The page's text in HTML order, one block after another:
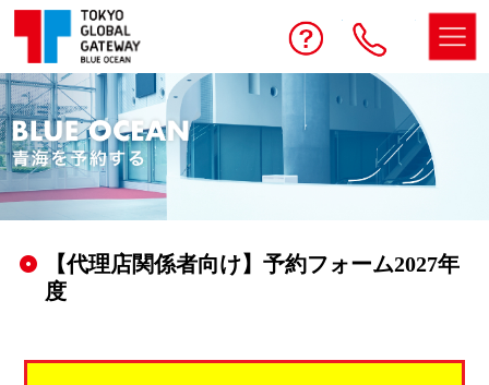
お問い合わせ電話
【代理店関係者向け】予約フォーム2027年
度